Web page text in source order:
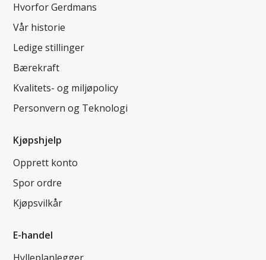
Hvorfor Gerdmans
Vår historie
Ledige stillinger
Bærekraft
Kvalitets- og miljøpolicy
Personvern og Teknologi
Kjøpshjelp
Opprett konto
Spor ordre
Kjøpsvilkår
E-handel